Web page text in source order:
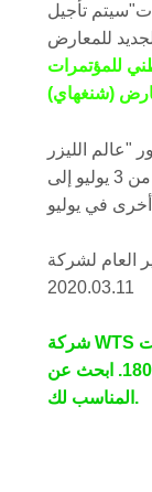
"سيتم تأجيل
للمعارض
الوطني للمؤتمرات
(شنغهاي)
"عالم الليزر
إلى
2020.03.11
شركة WTS حاصلة على شهادات ISO 9001 و14001
و18001. ابحث عن WTS، واعثر على شريك حلول البصريات
المناسب لك.